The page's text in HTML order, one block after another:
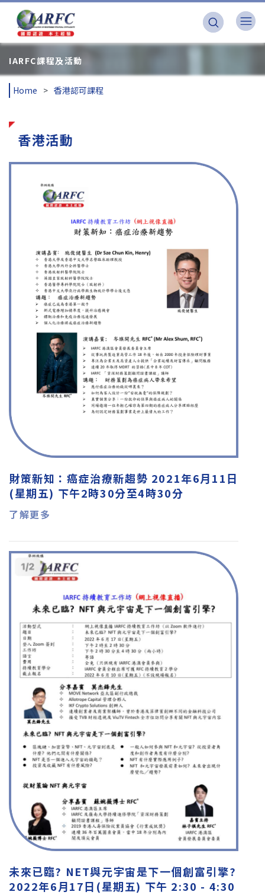
IARFC課程及活動
Home 香港認可課程
香港活動
財策新知：癌症治療新趨勢 2021年6月11日
(星期五) 下午2時30分至4時30分
了解更多
未來已臨? NET與元宇宙是下一個創富引擎?
2022年6月17日(星期五) 下午 2:30 - 4:30